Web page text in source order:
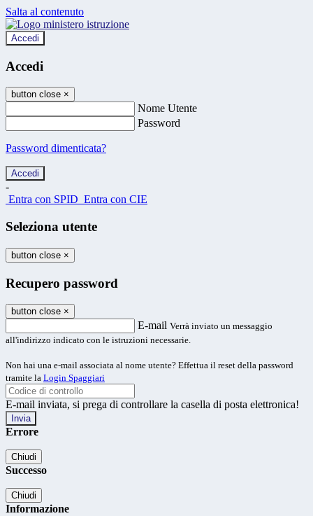
Salta al contenuto
Accedi
Accedi
button close ×
Nome Utente
Password
Password dimenticata?
-
Entra con SPID Entra con CIE
Seleziona utente
button close ×
Recupero password
button close ×
E-mail Verrà inviato un messaggio
all'indirizzo indicato con le istruzioni necessarie.
Non hai una e-mail associata al nome utente? Effettua il reset della password
tramite la Login Spaggiari
E-mail inviata, si prega di controllare la casella di posta elettronica!
Errore
Chiudi
Successo
Chiudi
Informazione